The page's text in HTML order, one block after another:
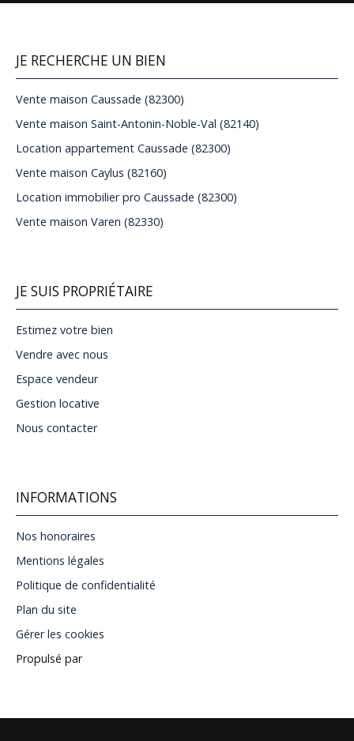
JE RECHERCHE UN BIEN
Vente maison Caussade (82300)
Vente maison Saint-Antonin-Noble-Val (82140)
Location appartement Caussade (82300)
Vente maison Caylus (82160)
Location immobilier pro Caussade (82300)
Vente maison Varen (82330)
JE SUIS PROPRIÉTAIRE
Estimez votre bien
Vendre avec nous
Espace vendeur
Gestion locative
Nous contacter
INFORMATIONS
Nos honoraires
Mentions légales
Politique de confidentialité
Plan du site
Gérer les cookies
Propulsé par